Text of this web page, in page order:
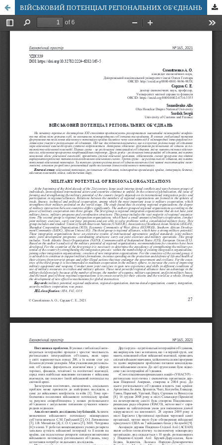
ВІЙСЬКОВИЙ ПОТЕНЦІАЛ РЕГІОНАЛЬНИХ ОБ’ЄДНАНЬ